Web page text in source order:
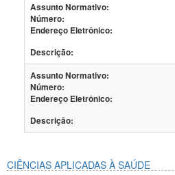
Assunto Normativo:
Número:
Endereço Eletrônico:
Descrição:
Assunto Normativo:
Número:
Endereço Eletrônico:
Descrição:
CIÊNCIAS APLICADAS À SAÚDE